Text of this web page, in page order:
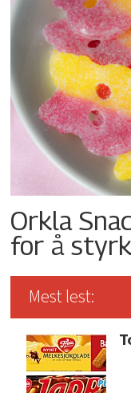
Orkla
for å
Mest lest: